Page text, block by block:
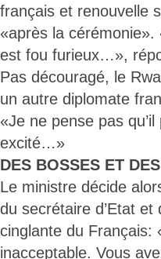
français et renouvelle
«après la cérémonie».
est fou furieux…»,
Pas découragé, le
un autre diplomate
«Je ne pense pas
excité…»
DES BOSSES ET
Le ministre décide
du secrétaire d’Etat
cinglante du Français:
inacceptable. Vous